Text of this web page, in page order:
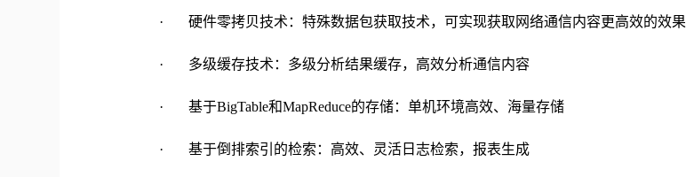
· 硬件零拷贝技术：特殊数据包获取技术，可实现获取网络通信内容更高效的效果
· 多级缓存技术：多级分析结果缓存，高效分析通信内容
· 基于BigTable和MapReduce的存储：单机环境高效、海量存储
· 基于倒排索引的检索：高效、灵活日志检索，报表生成